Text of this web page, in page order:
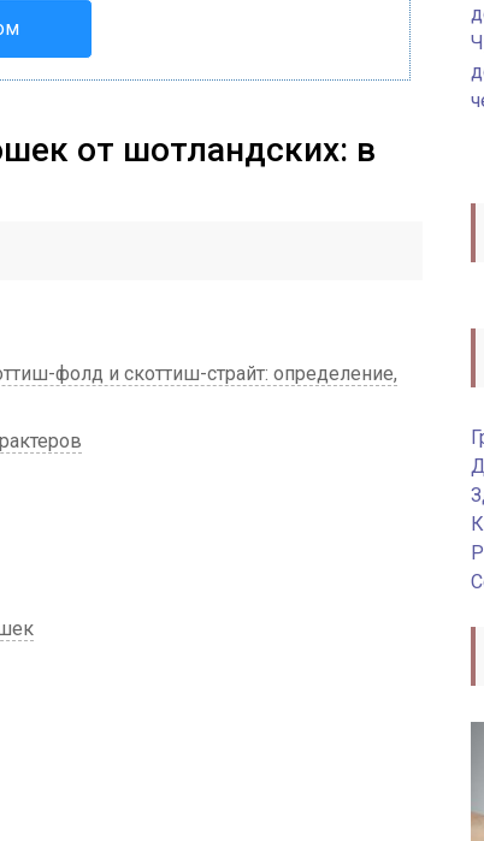
от шотландских: в
фолд и скоттиш-страйт: определение,